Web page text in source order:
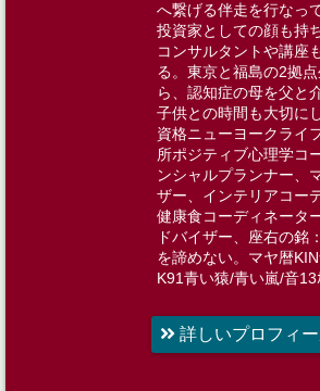
へ繋げる伴走を行なっ
投資家としての顔も持
コンサルタントや講座
る。東京と福島の2拠
ら、認知症の母を父と
子供との時間も大切に
資格ニューヨークライ
所ポジティブ心理学コ
ンシャルプランナー​​、
ザー​、インテリアコー
健康食コーディネータ
ドバイザー、​​座右の銘
を諦めない​。マヤ暦KIN
K91青い猿/青い嵐/音13
詳しいプロフィ